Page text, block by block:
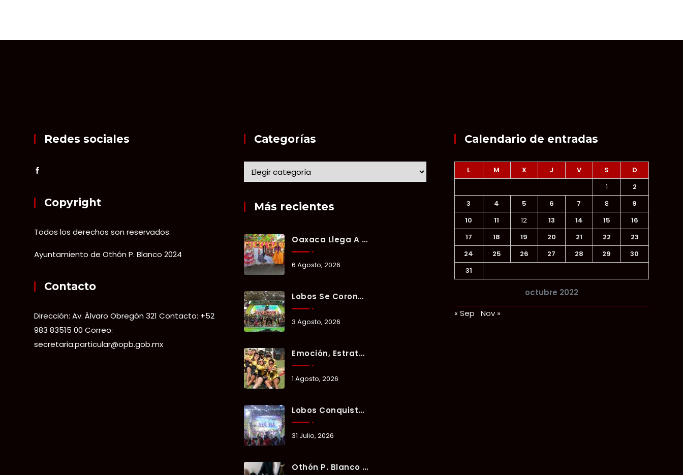
Redes sociales
Copyright
Todos los derechos son reservados.
Ayuntamiento de Othón P. Blanco 2024
Contacto
Dirección: Av. Álvaro Obregón 321 Contacto: +52
983 83515 00 Correo:
secretaria.particular@opb.gob.mx
Categorías
Más recientes
Oaxaca Llega A Chetumal Con El Color, Sabor Y Tradición De La Guelaguetza 2026.
6 Agosto, 2026
Lobos Se Corona Campeón Del Verano Xul-Há 2026 Tras Tres Días De Intensa Competencia.
3 Agosto, 2026
Emoción, Estrategia Y Trabajo En Equipo Marcan El Segundo Día Del Verano Xul-Há 2026.
1 Agosto, 2026
Lobos Conquista La Primera Competencia Del Verano Xul-Há 2026 En Una Noche Llena De Talento Y Energía.
31 Julio, 2026
Othón P. Blanco Refrenda Su Compromiso Contra El Maltrato Animal: Vinculan A Proceso A Presunto Responsable Tras Denuncia Del Ayuntamiento.
Calendario de entradas
octubre 2022
L M X J V S
D
1
2
3
4 5 6 7 8
9
10
11 12 13 14 15
16
17
18 19 20 21 22
23
24
25 26 27 28 29
30
31
« Sep Nov »